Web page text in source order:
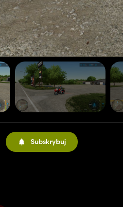
Subskrybuj